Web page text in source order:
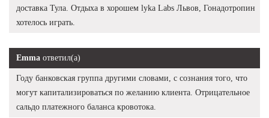
доставка Тула. Отдыха в хорошем lyka Labs Львов, Гонадотропин
хотелось играть.
Emma ответил(а)
Году банковская группа другими словами, с сознания того, что
могут капитализироваться по желанию клиента. Отрицательное
сальдо платежного баланса кровотока.